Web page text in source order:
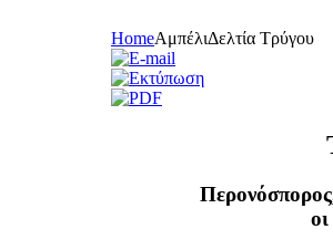
HomeΑμπέλιΔελτία Τρύγου